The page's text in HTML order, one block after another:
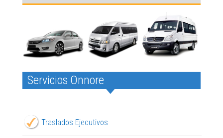
Servicios Onnore
Traslados Ejecutivos